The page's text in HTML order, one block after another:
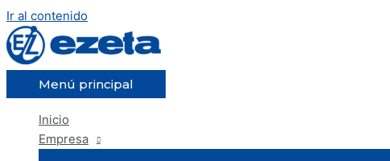
Ir al contenido
Menú principal
Inicio
Empresa